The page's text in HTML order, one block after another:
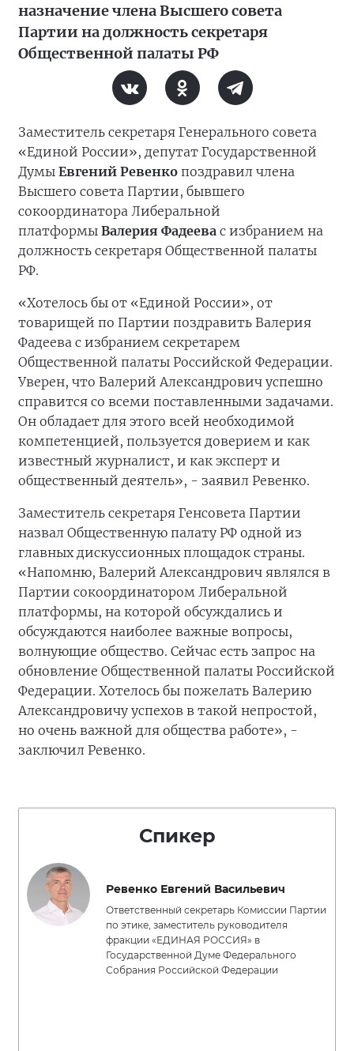
назначение члена Высшего совета
Партии на должность секретаря
Общественной палаты РФ
Заместитель секретаря Генерального совета
«Единой России», депутат Государственной
Думы Евгений Ревенко поздравил члена
Высшего совета Партии, бывшего
сокоординатора Либеральной
платформы Валерия Фадеева с избранием на
должность секретаря Общественной палаты
РФ.
«Хотелось бы от «Единой России», от
товарищей по Партии поздравить Валерия
Фадеева с избранием секретарем
Общественной палаты Российской Федерации.
Уверен, что Валерий Александрович успешно
справится со всеми поставленными задачами.
Он обладает для этого всей необходимой
компетенцией, пользуется доверием и как
известный журналист, и как эксперт и
общественный деятель», - заявил Ревенко.
Заместитель секретаря Генсовета Партии
назвал Общественную палату РФ одной из
главных дискуссионных площадок страны.
«Напомню, Валерий Александрович являлся в
Партии сокоординатором Либеральной
платформы, на которой обсуждались и
обсуждаются наиболее важные вопросы,
волнующие общество. Сейчас есть запрос на
обновление Общественной палаты Российской
Федерации. Хотелось бы пожелать Валерию
Александровичу успехов в такой непростой,
но очень важной для общества работе», -
заключил Ревенко.
Спикер
Ревенко Евгений Васильевич
Ответственный секретарь Комиссии Партии
по этике, заместитель руководителя
фракции «ЕДИНАЯ РОССИЯ» в
Государственной Думе Федерального
Собрания Российской Федерации